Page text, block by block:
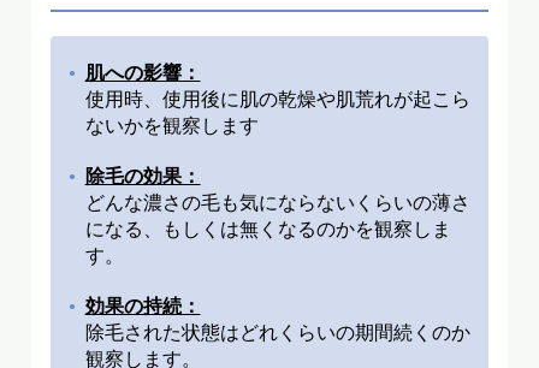
肌への影響：
使用時、使用後に肌の乾燥や肌荒れが起こら
ないかを観察します
除毛の効果：
どんな濃さの毛も気にならないくらいの薄さ
になる、もしくは無くなるのかを観察しま
す。
効果の持続：
除毛された状態はどれくらいの期間続くのか
観察します。